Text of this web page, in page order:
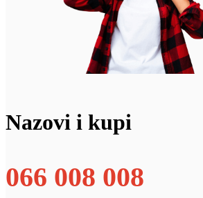
Nazovi i kupi
066 008 008